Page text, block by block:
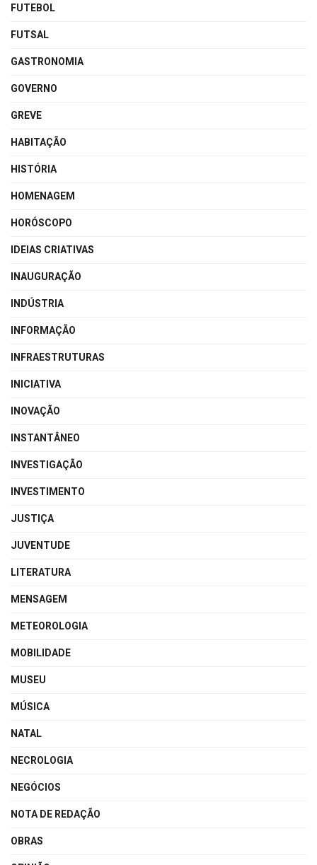
FUTEBOL
FUTSAL
GASTRONOMIA
GOVERNO
GREVE
HABITAÇÃO
HISTÓRIA
HOMENAGEM
HORÓSCOPO
IDEIAS CRIATIVAS
INAUGURAÇÃO
INDÚSTRIA
INFORMAÇÃO
INFRAESTRUTURAS
INICIATIVA
INOVAÇÃO
INSTANTÂNEO
INVESTIGAÇÃO
INVESTIMENTO
JUSTIÇA
JUVENTUDE
LITERATURA
MENSAGEM
METEOROLOGIA
MOBILIDADE
MUSEU
MÚSICA
NATAL
NECROLOGIA
NEGÓCIOS
NOTA DE REDAÇÃO
OBRAS